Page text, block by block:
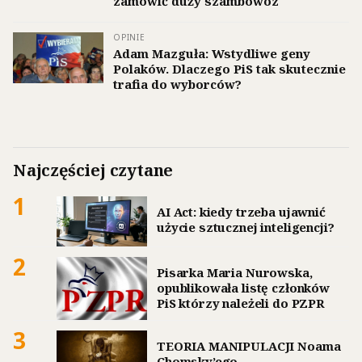
OPINIE
Adam Mazguła: Wstydliwe geny
Polaków. Dlaczego PiS tak skutecznie
trafia do wyborców?
Najczęściej czytane
1
AI Act: kiedy trzeba ujawnić
użycie sztucznej inteligencji?
2
Pisarka Maria Nurowska,
opublikowała listę członków
PiS którzy należeli do PZPR
3
TEORIA MANIPULACJI Noama